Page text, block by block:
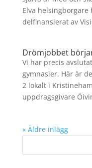
Elva
delfinansierat av
Drömjobbet
Vi har precis
gymnasier. Här är
2 lokalt i
uppdragsgivare
« Äldre inlägg